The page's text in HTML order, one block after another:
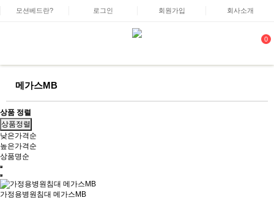
모션베드란? 로그인 회원가입 회사소개
0
메가스MB
상품 정렬
상품정렬
낮은가격순
높은가격순
상품명순
가정용병원침대 메가스MB